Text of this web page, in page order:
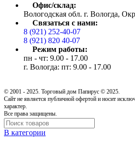
Офис/склад:
Вологодская обл. г. Вологда,
Связаться с нами:
8 (921) 252-40-07
8 (921) 820 40-07
Режим работы:
пн - чт: 9.00 - 17.00
г. Вологда: пт: 9.00 - 17.00
© 2001 - 2025. Торговый дом Папирус © 2025.
Cайт не является публичной офертой и носит
характер.
Все права защищены.
В категории